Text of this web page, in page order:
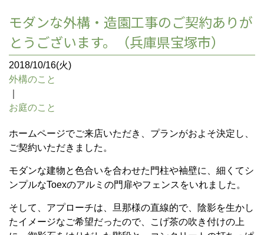
モダンな外構・造園工事のご契約ありが
とうございます。（兵庫県宝塚市）
2018/10/16(火)
外構のこと
お庭のこと
ホームページでご来店いただき、プランがおよそ決定し、
ご契約いただきました。
モダンな建物と色合いを合わせた門柱や袖壁に、細くてシ
ンプルなToexのアルミの門扉やフェンスをいれました。
そして、アプローチは、旦那様の直線的で、陰影を生かし
たイメージなご希望だったので、こげ茶の吹き付けの上